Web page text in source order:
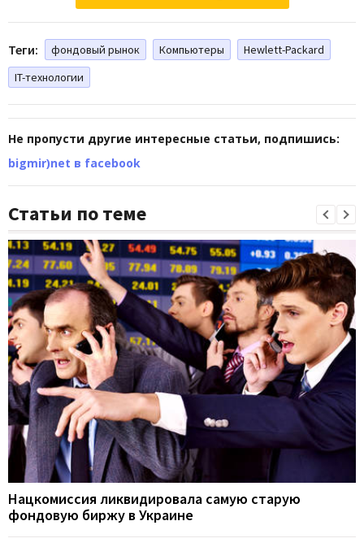
Теги: фондовый рынок Компьютеры
Hewlett-Packard
IT-технологии
Не пропусти другие интересные статьи, подпишись:
bigmir)net в facebook
Статьи по теме
Нацкомиссия ликвидировала самую старую
фондовую биржу в Украине